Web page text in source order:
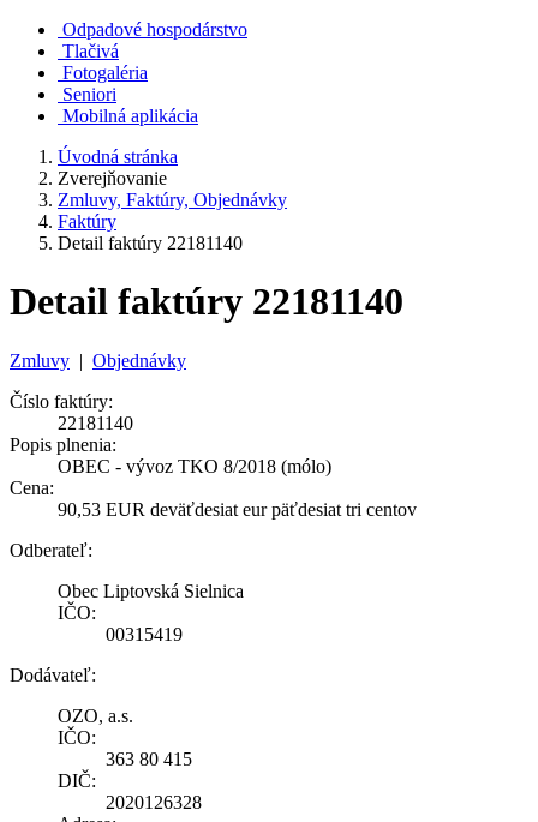
Odpadové hospodárstvo
Tlačivá
Fotogaléria
Seniori
Mobilná aplikácia
Úvodná stránka
Zverejňovanie
Zmluvy, Faktúry, Objednávky
Faktúry
Detail faktúry 22181140
Detail faktúry 22181140
Zmluvy | Objednávky
Číslo faktúry:
22181140
Popis plnenia:
OBEC - vývoz TKO 8/2018 (mólo)
Cena:
90,53 EUR deväťdesiat eur päťdesiat tri centov
Odberateľ:
Obec Liptovská Sielnica
IČO:
00315419
Dodávateľ:
OZO, a.s.
IČO:
363 80 415
DIČ:
2020126328